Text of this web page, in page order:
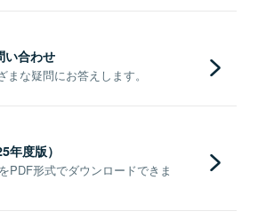
い合わせ
な疑問にお答えします。
年度版）
PDF形式でダウンロードできま